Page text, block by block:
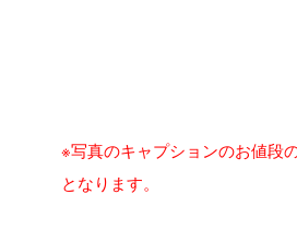
※写真のキャプションのお値段
となります。